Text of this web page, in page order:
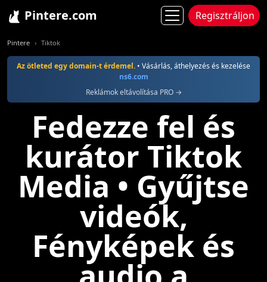
Pintere.com Regisztráljon
Pintere Tiktok
Az ötleted egy domain-t érdemel. • Vásárlás, áthelyezés és kezelése
ns6.com
Reklámok eltávolítása PRO →
Fedezze fel és
kurátor Tiktok
Media • Gyűjtse
videók,
Fényképek és